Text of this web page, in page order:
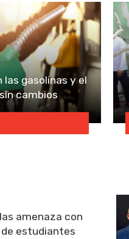
las gasolinas y el
cambios
amenaza con
estudiantes